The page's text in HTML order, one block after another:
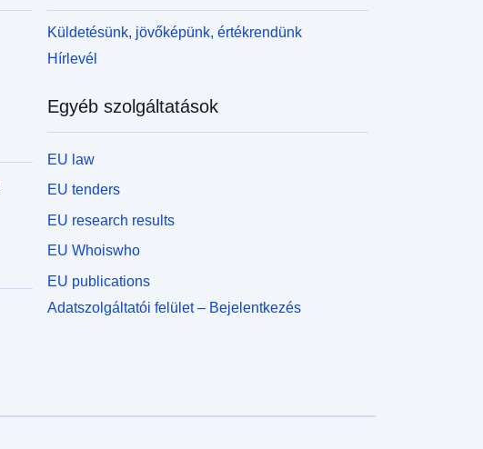
Küldetésünk, jövőképünk, értékrendünk
Hírlevél
Egyéb szolgáltatások
EU law
EU tenders
EU research results
EU Whoiswho
EU publications
Adatszolgáltatói felület – Bejelentkezés